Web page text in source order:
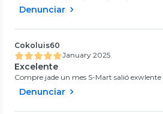
Denunciar
Cokoluis60
January 2025
Excelente
Compre jade un mes S-Mart salió exwlente
Denunciar